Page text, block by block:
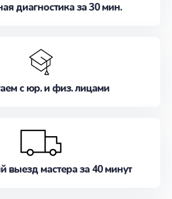
диагностика за 30 мин.
с юр. и физ. лицами
выезд мастера за 40 минут